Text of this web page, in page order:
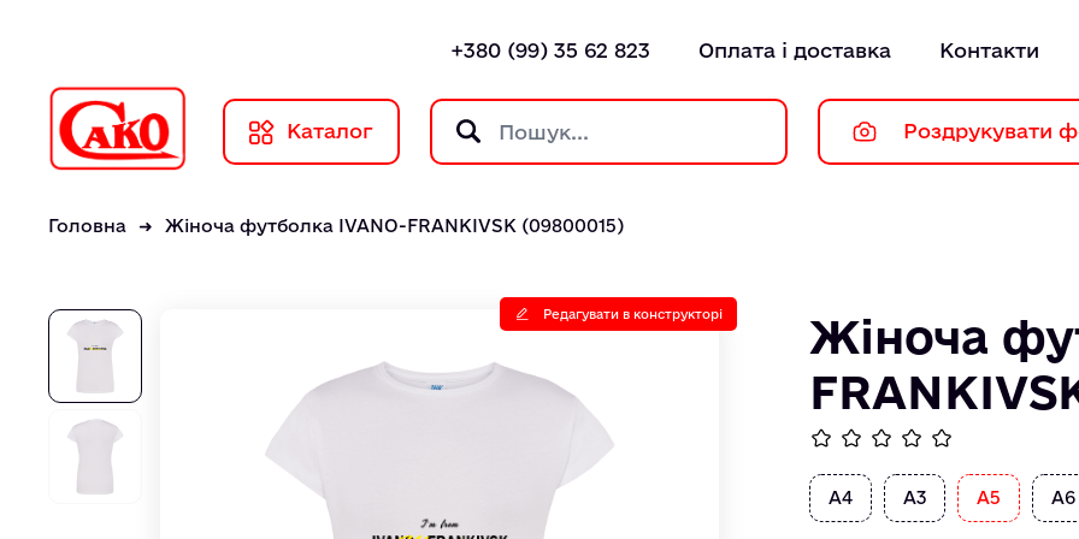
+380 (99) 35 62 823 Оплата і доставка Контакти
Каталог Роздрукувати
Головна Жіноча футболка IVANO-FRANKIVSK (09800015)
Редагувати в конструкторі
Жіноча
А4 А3 А5 А6